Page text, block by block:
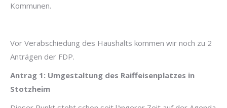
Kommunen.
Vor Verabschiedung des Haushalts kommen wir noch zu 2
Anträgen der FDP.
Antrag 1: Umgestaltung des Raiffeisenplatzes in
Stotzheim